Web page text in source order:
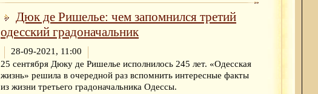
Дюк де Ришелье: чем запомнился третий
одесский градоначальник
28-09-2021, 11:00
25 сентября Дюку де Ришелье исполнилось 245 лет. «Одесская
жизнь» решила в очередной раз вспомнить интересные факты
из жизни третьего градоначальника Одессы.